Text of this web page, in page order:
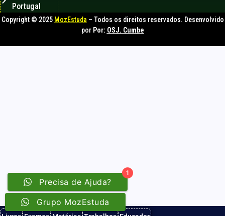
Portugal
Copyright © 2025 MozEstuda – Todos os direitos reservados. Desenvolvido
por Por: OSJ. Cumbe
1
Precisa de Ajuda?
Grupo MozEstuda